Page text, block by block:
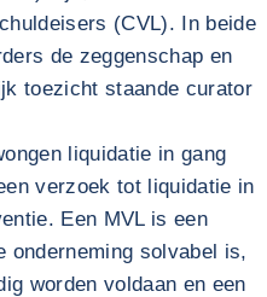
(CVL). In beide
de zeggenschap en
toezicht staande curator
liquidatie in gang
verzoek tot liquidatie in
Een MVL is een
onderneming solvabel is,
worden voldaan en een